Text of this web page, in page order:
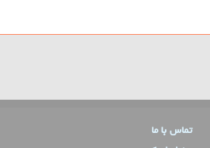
تماس با ما